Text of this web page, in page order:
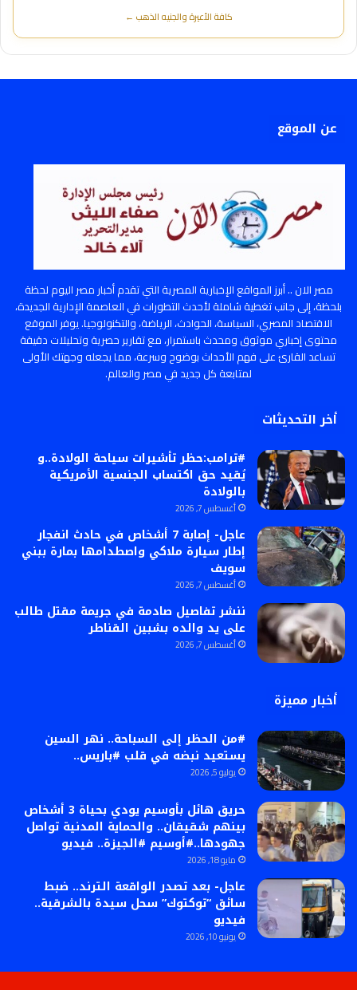
كافة الأعيرة والجنيه الذهب ←
عن الموقع
مصر الان .. أبرز المواقع الإخبارية المصرية التي تقدم أخبار مصر اليوم لحظة
بلحظة، إلى جانب تغطية شاملة لأحدث التطورات في العاصمة الإدارية الجديدة،
الاقتصاد المصري، السياسة، الحوادث، الرياضة، والتكنولوجيا. يوفر الموقع
محتوى إخباري موثوق ومحدث باستمرار، مع تقارير حصرية وتحليلات دقيقة
تساعد القارئ على فهم الأحداث بوضوح وسرعة، مما يجعله وجهتك الأولى
لمتابعة كل جديد في مصر والعالم.
أخر التحديثات
#ترامب:حظر تأشيرات سياحة الولادة..و
يُقيد حق اكتساب الجنسية الأمريكية
بالولادة
أغسطس 7, 2026
عاجل- إصابة 7 أشخاص في حادث انفجار
إطار سيارة ملاكي واصطدامها بمارة ببني
سويف
أغسطس 7, 2026
ننشر تفاصيل صادمة في جريمة مقتل طالب
على يد والده بشبين القناطر
أغسطس 7, 2026
أخبار مميزة
#من الحظر إلى السباحة.. نهر السين
يستعيد نبضه في قلب #باريس..
يوليو 5, 2026
حريق هائل بأوسيم يودي بحياة 3 أشخاص
بينهم شقيقان.. والحماية المدنية تواصل
جهودها..#أوسيم #الجيزة.. فيديو
مايو 18, 2026
عاجل- بعد تصدر الواقعة الترند.. ضبط
سائق “توكتوك” سحل سيدة بالشرقية..
فيديو
يونيو 10, 2026